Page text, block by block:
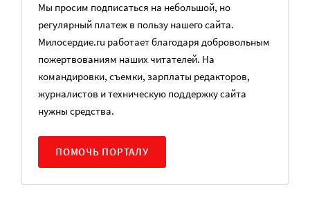
Мы просим подписаться на небольшой, но
регулярный платеж в пользу нашего сайта.
Милосердие.ru работает благодаря добровольным
пожертвованиям наших читателей. На
командировки, съемки, зарплаты редакторов,
журналистов и техническую поддержку сайта
нужны средства.
ПОМОЧЬ ПОРТАЛУ